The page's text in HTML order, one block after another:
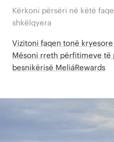
Kërkoni përsëri në këtë
shkëlqyera
Vizitoni faqen tonë
Mësoni rreth përfitimeve të
besnikërisë MeliáRewards